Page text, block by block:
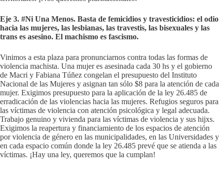
Eje 3. #Ni Una Menos. Basta de femicidios y travesticidios: el odio
hacia las mujeres, las lesbianas, las travestis, las bisexuales y las
trans es asesino. El machismo es fascismo.
Vinimos a esta plaza para pronunciarnos contra todas las formas de
violencia machista. Una mujer es asesinada cada 30 hs y el gobierno
de Macri y Fabiana Túñez congelan el presupuesto del Instituto
Nacional de las Mujeres y asignan tan sólo $8 para la atención de cada
mujer. Exigimos presupuesto para la aplicación de la ley 26.485 de
erradicación de las violencias hacia las mujeres. Refugios seguros para
las víctimas de violencia con atención psicológica y legal adecuada.
Trabajo genuino y vivienda para las víctimas de violencia y sus hijxs.
Exigimos la reapertura y financiamiento de los espacios de atención
por violencia de género en las municipalidades, en las Universidades y
en cada espacio común donde la ley 26.485 prevé que se atienda a las
víctimas. ¡Hay una ley, queremos que la cumplan!